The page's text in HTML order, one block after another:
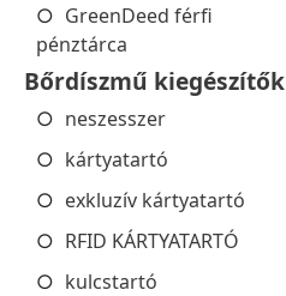
GreenDeed férfi
pénztárca
Bőrdíszmű kiegészítők
neszesszer
kártyatartó
exkluzív kártyatartó
RFID KÁRTYATARTÓ
kulcstartó